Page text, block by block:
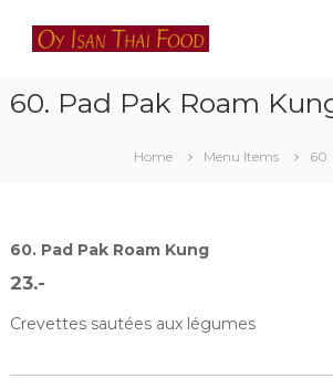
content
Oy
Isan
Food
60. Pad Pak Roam
Home Menu Items
60. Pad Pak Roam Kung
23.-
Crevettes sautées aux légumes